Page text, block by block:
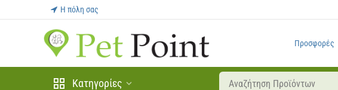
Η πόλη σας
Προσφορές
Κατηγορίες